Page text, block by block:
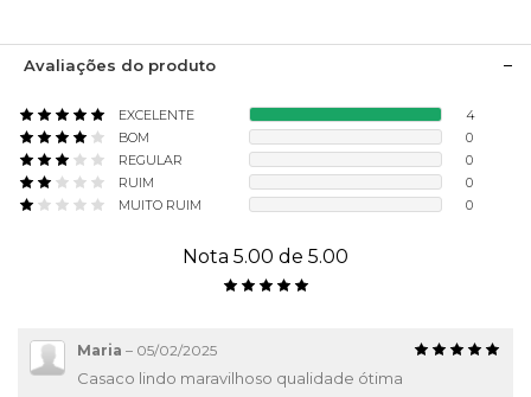
Avaliações do produto
EXCELENTE
4
BOM
0
REGULAR
0
RUIM
0
MUITO RUIM
0
Nota 5.00 de 5.00
Maria – 05/02/2025
Casaco lindo maravilhoso qualidade ótima